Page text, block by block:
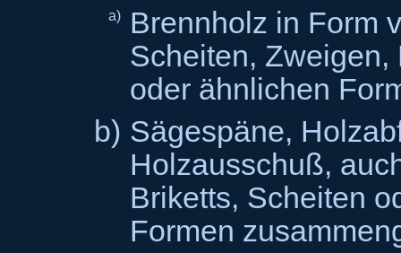
a)
Brennholz in Form
Scheiten,
oder ähnlichen
b) Sägespäne,
Holzausschuß,
Briketts, Scheiten
Formen